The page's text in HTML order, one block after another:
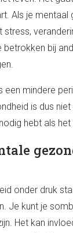
Als je mentaal
bij
een mindere
is dus niet
hebt als het
onder druk
Je kunt je
Het kan